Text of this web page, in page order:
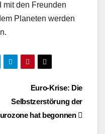
mit den Freunden
Planeten werden
Euro-Krise: Die
Selbstzerstörung der
hat begonnen